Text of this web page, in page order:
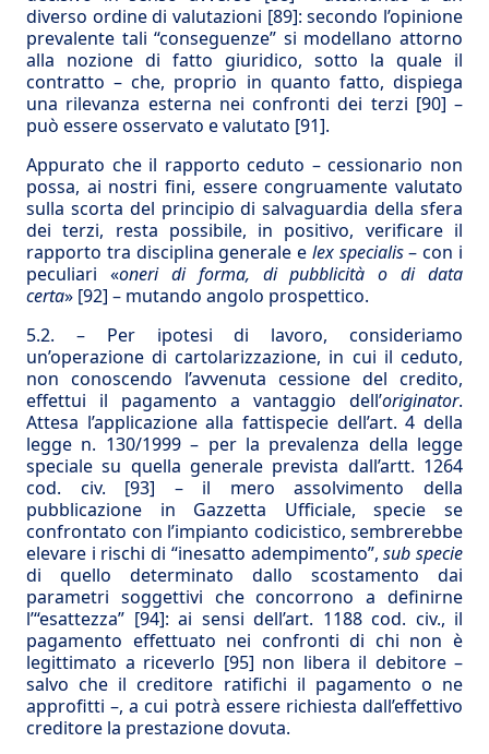
diverso ordine di valutazioni [89]: secondo l’opinione
prevalente tali “conseguenze” si modellano attorno
alla nozione di fatto giuridico, sotto la quale il
contratto – che, proprio in quanto fatto, dispiega
una rilevanza esterna nei confronti dei terzi [90] –
può essere osservato e valutato [91].
Appurato che il rapporto ceduto – cessionario non
possa, ai nostri fini, essere congruamente valutato
sulla scorta del principio di salvaguardia della sfera
dei terzi, resta possibile, in positivo, verificare il
rapporto tra disciplina generale e lex specialis– con i
peculiari «oneri di forma, di pubblicità o di data
certa» [92] – mutando angolo prospettico.
5.2. – Per ipotesi di lavoro, consideriamo
un’operazione di cartolarizzazione, in cui il ceduto,
non conoscendo l’avvenuta cessione del credito,
effettui il pagamento a vantaggio dell’originator.
Attesa l’applicazione alla fattispecie dell’art. 4 della
legge n. 130/1999 – per la prevalenza della legge
speciale su quella generale prevista dall’artt. 1264
cod. civ. [93] – il mero assolvimento della
pubblicazione in Gazzetta Ufficiale, specie se
confrontato con l’impianto codicistico, sembrerebbe
elevare i rischi di “inesatto adempimento”,sub specie
di quello determinato dallo scostamento dai
parametri soggettivi che concorrono a definirne
l’“esattezza” [94]: ai sensi dell’art. 1188 cod. civ., il
pagamento effettuato nei confronti di chi non è
legittimato a riceverlo [95] non libera il debitore –
salvo che il creditore ratifichi il pagamento o ne
approfitti –, a cui potrà essere richiesta dall’effettivo
creditore la prestazione dovuta.